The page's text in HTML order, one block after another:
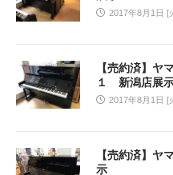
2017年8月1日 [
【売約済】
１ 新潟店展
2017年8月1日 [
【売約済】
示